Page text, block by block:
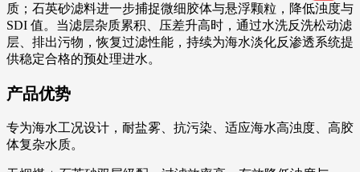
质；石英砂滤料进一步捕捉微细胶体与悬浮颗粒，降低浊度与
SDI 值。当滤层杂质累积、压差升高时，通过水洗反洗松动滤
层、排出污物，恢复过滤性能，持续为海水淡化反渗透系统提
供稳定合格的预处理进水。
产品优势
专为海水工况设计，耐盐雾、抗污染、适应海水高浊度、高胶
体复杂水质。